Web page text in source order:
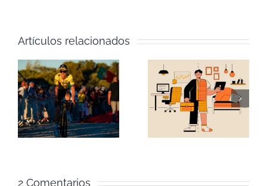
Artículos relacionados
Cómo
liderar en
entornos
Mis 3
libros
favoritos
2 Comentarios